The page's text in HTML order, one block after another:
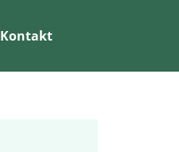
Kontakt